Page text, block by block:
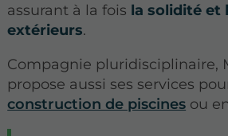
assurant à la fois la solidité et
extérieurs.
Compagnie pluridisciplinaire,
propose aussi ses services
construction de piscines ou